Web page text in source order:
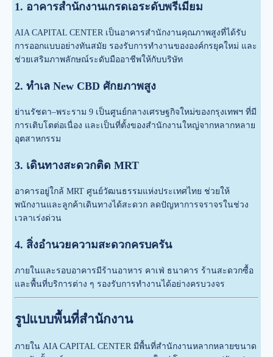
1. อาคารสำนักงานเกรดเอระดับพรีเมียม
AIA CAPITAL CENTER เป็นอาคารสำนักงานคุณภาพสูงที่ได้รับ
การออกแบบอย่างทันสมัย รองรับการทำงานขององค์กรยุคใหม่ และ
ช่วยเสริมภาพลักษณ์ระดับมืออาชีพให้กับบริษัท
2. ทำเล New CBD ศักยภาพสูง
ย่านรัชดา–พระราม 9 เป็นศูนย์กลางเศรษฐกิจใหม่ของกรุงเทพฯ ที่มี
การเติบโตต่อเนื่อง และเป็นที่ตั้งของสำนักงานใหญ่จากหลากหลาย
อุตสาหกรรม
3. เดินทางสะดวกติด MRT
อาคารอยู่ใกล้ MRT ศูนย์วัฒนธรรมแห่งประเทศไทย ช่วยให้
พนักงานและลูกค้าเดินทางได้สะดวก ลดปัญหาการจราจรในช่วง
เวลาเร่งด่วน
4. สิ่งอำนวยความสะดวกครบครัน
ภายในและรอบอาคารมีร้านอาหาร คาเฟ่ ธนาคาร ร้านสะดวกซื้อ
และพื้นที่บริการต่าง ๆ รองรับการทำงานได้อย่างครบวงจร
รูปแบบพื้นที่สำนักงาน
ภายใน AIA CAPITAL CENTER มีพื้นที่สำนักงานหลากหลายขนาด